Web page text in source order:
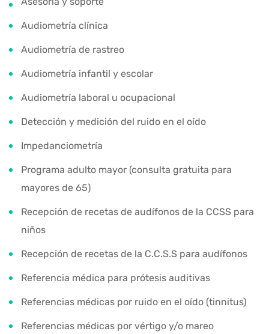
Audiometría clínica
Audiometría de rastreo
Audiometría infantil y escolar
Audiometría laboral u ocupacional
Detección y medición del ruido en el oído
Impedanciometría
Programa adulto mayor (consulta gratuita para
mayores de 65)
Recepción de recetas de audífonos de la CCSS para
niños
Recepción de recetas de la C.C.S.S para audífonos
Referencia médica para prótesis auditivas
Referencias médicas por ruido en el oído (tinnitus)
Referencias médicas por vértigo y/o mareo